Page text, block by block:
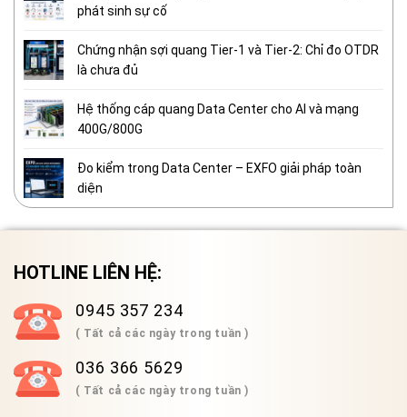
phát sinh sự cố
Chứng nhận sợi quang Tier-1 và Tier-2: Chỉ đo OTDR
là chưa đủ
Hệ thống cáp quang Data Center cho AI và mạng
400G/800G
Đo kiểm trong Data Center – EXFO giải pháp toàn
diện
HOTLINE LIÊN HỆ:
0945 357 234
( Tất cả các ngày trong tuần )
036 366 5629
( Tất cả các ngày trong tuần )